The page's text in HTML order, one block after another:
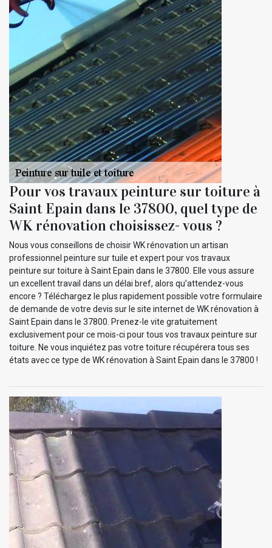
Pour vos travaux peinture sur toiture à
Saint Epain dans le 37800, quel type de
WK rénovation choisissez- vous ?
Nous vous conseillons de choisir WK rénovation un artisan
professionnel peinture sur tuile et expert pour vos travaux
peinture sur toiture à Saint Epain dans le 37800. Elle vous assure
un excellent travail dans un délai bref, alors qu’attendez-vous
encore ? Téléchargez le plus rapidement possible votre formulaire
de demande de votre devis sur le site internet de WK rénovation à
Saint Epain dans le 37800. Prenez-le vite gratuitement
exclusivement pour ce mois-ci pour tous vos travaux peinture sur
toiture. Ne vous inquiétez pas votre toiture récupérera tous ses
états avec ce type de WK rénovation à Saint Epain dans le 37800 !